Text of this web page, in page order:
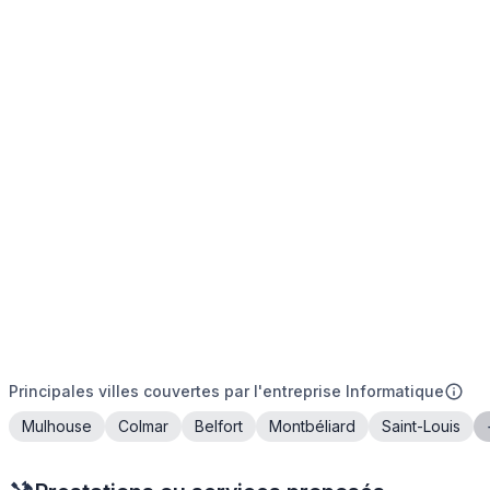
Principales villes couvertes par l'entreprise Informatique
Mulhouse
Colmar Belfort Montbéliard Saint-Louis